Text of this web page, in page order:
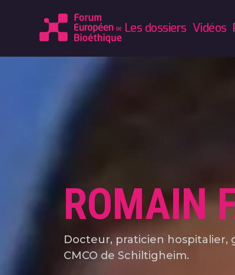
Les dossiers Vidéos
ROMAIN
Docteur, praticien hospitalier,
CMCO de Schiltigheim.